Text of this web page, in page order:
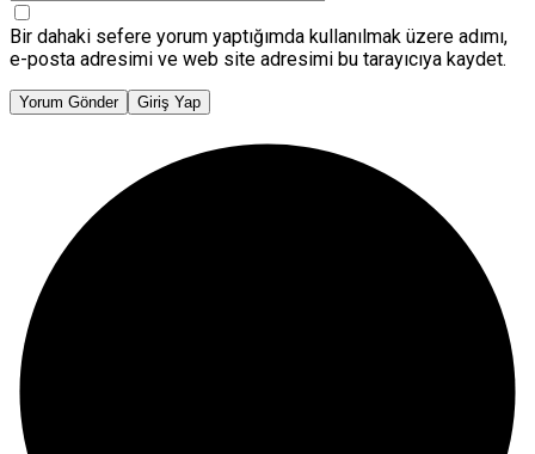
Bir dahaki sefere yorum yaptığımda kullanılmak üzere adımı,
e-posta adresimi ve web site adresimi bu tarayıcıya kaydet.
Yorum Gönder Giriş Yap